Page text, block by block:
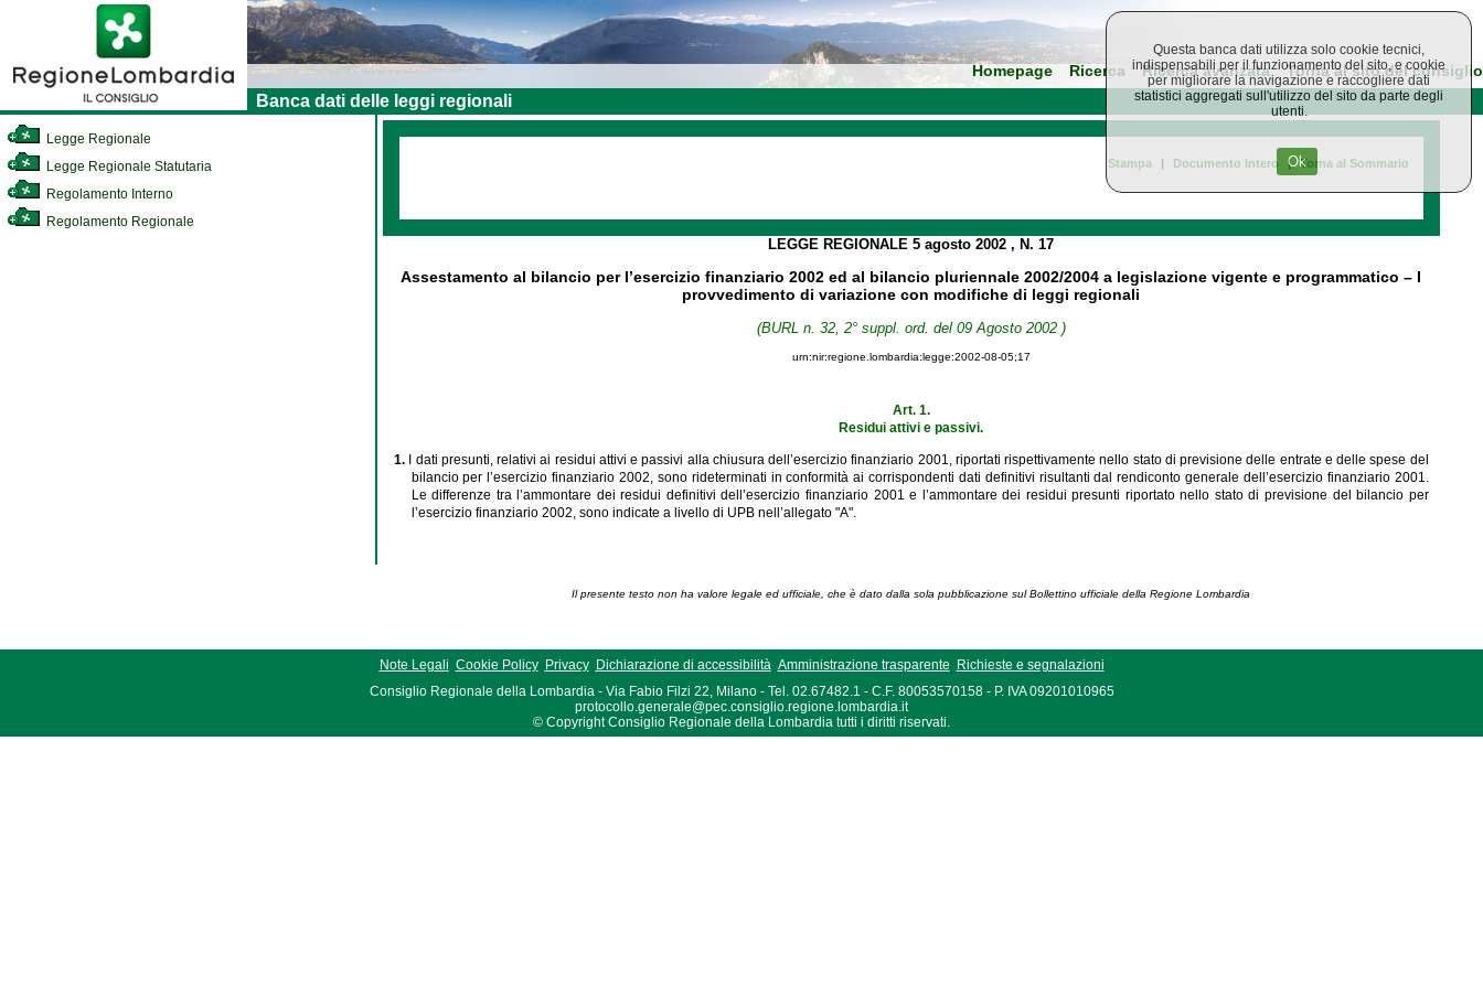
Homepage Ricerca Ricerca avanzata Torna al sito del consiglio
Banca dati delle leggi regionali
Legge Regionale
Legge Regionale Statutaria
Regolamento Interno
Regolamento Regionale
Stampa | Documento Intero | Torna al Sommario
LEGGE REGIONALE5 agosto 2002, N. 17
Assestamento al bilancio per l’esercizio finanziario 2002 ed al bilancio pluriennale 2002/2004 a legislazione vigente e programmatico – I
provvedimento di variazione con modifiche di leggi regionali
(BURL n. 32, 2° suppl. ord. del 09 Agosto 2002 )
urn:nir:regione.lombardia:legge:2002-08-05;17
Art. 1.
Residui attivi e passivi.
1.
I dati presunti, relativi ai residui attivi e passivi alla chiusura dell’esercizio finanziario 2001, riportati rispettivamente nello stato di previsione delle entrate e delle spese del
bilancio per l’esercizio finanziario 2002, sono rideterminati in conformità ai corrispondenti dati definitivi risultanti dal rendiconto generale dell’esercizio finanziario 2001.
Le differenze tra l’ammontare dei residui definitivi dell’esercizio finanziario 2001 e l’ammontare dei residui presunti riportato nello stato di previsione del bilancio per
l’esercizio finanziario 2002, sono indicate a livello di UPB nell’allegato "A".
Il presente testo non ha valore legale ed ufficiale, che è dato dalla sola pubblicazione sul Bollettino ufficiale della Regione Lombardia
Note Legali Cookie Policy Privacy Dichiarazione di accessibilità Amministrazione trasparente
Richieste e segnalazioni
Consiglio Regionale della Lombardia - Via Fabio Filzi 22, Milano - Tel. 02.67482.1 - C.F. 80053570158 - P. IVA 09201010965
protocollo.generale@pec.consiglio.regione.lombardia.it
© Copyright Consiglio Regionale della Lombardia tutti i diritti riservati.
Questa banca dati utilizza solo cookie tecnici,
indispensabili per il funzionamento del sito, e cookie
per migliorare la navigazione e raccogliere dati
statistici aggregati sull'utilizzo del sito da parte degli
utenti.
Ok